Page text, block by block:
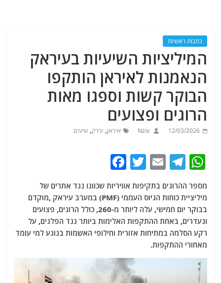
כתבות ראשיות
המיליציות השיעיות בעיראק
הנאמנות לאיראן הותקפו
הבוקר קשות וספגו מאות
הרוגים ופצועים
12/03/2026
Nziv איראן,עירק,שיעים
W
at
s
A
p
p
T
e
g
ra
m
E
ai
l
T
itt
er
c
e
b
o
o
k
מספר ההרוגים בתקיפות אוויריות שכוונו נגד אתרים של
מיליציית כוחות הגיוס העממי (PMF) במערב עיראק ,מוקדם
בבוקר יום חמישי, עלה ליותר מ-260, כולל הרוגים, פצועים
ונעדרים, באחת ההתקפות האלימות ביותר נגד הפלגים, על
רקע הסלמה במתיחות אזורית וחילופי האשמות בנוגע למי עומד
מאחורי ההתקפות.